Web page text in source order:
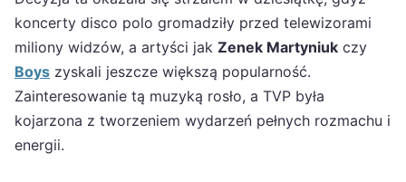
koncerty disco polo gromadziły przed telewizorami
miliony widzów, a artyści jak Zenek Martyniuk czy
Boys zyskali jeszcze większą popularność.
Zainteresowanie tą muzyką rosło, a TVP była
kojarzona z tworzeniem wydarzeń pełnych rozmachu i
energii.